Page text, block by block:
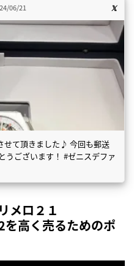
06/21
て頂きました♪ 今回も郵送
ございます！ #ゼニスデファ
メロ２１
高く売るためのポ